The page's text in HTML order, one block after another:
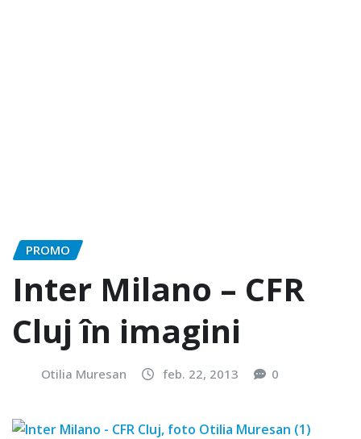
PROMO
Inter Milano – CFR
Cluj în imagini
Otilia Muresan feb. 22, 2013 0